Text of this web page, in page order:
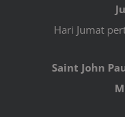
Hari Jumat
Saint John